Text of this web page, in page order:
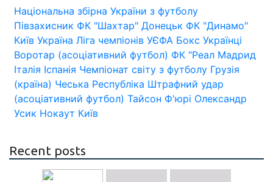
Національна збірна України з футболу
Півзахисник ФК "Шахтар" Донецьк ФК "Динамо"
Київ Україна Ліга чемпіонів УЄФА Бокс Українці
Воротар (асоціативний футбол) ФК "Реал Мадрид
Італія Іспанія Чемпіонат світу з футболу Грузія
(країна) Чеська Республіка Штрафний удар
(асоціативний футбол) Тайсон Ф'юрі Олександр
Усик Нокаут Київ
Recent posts